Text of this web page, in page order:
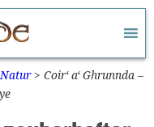
Natur > Coir‘ a‘ Ghrunnda –